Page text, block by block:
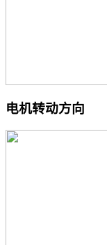
电机转动方向